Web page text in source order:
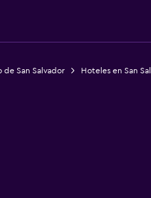
San Salvador Hoteles en San